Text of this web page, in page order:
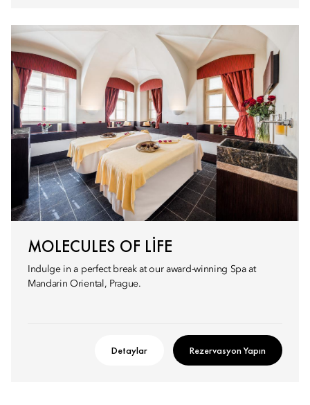
MOLECULES OF LIFE
Indulge in a perfect break at our award-winning Spa at
Mandarin Oriental, Prague.
Detaylar Rezervasyon Yapın